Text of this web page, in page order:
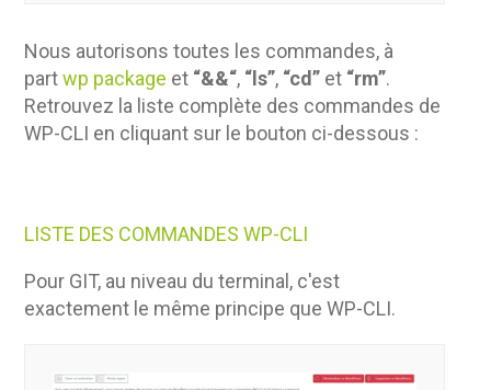
Nous autorisons toutes les commandes, à
partwp package et “&&“, “ls”, “cd” et “rm”.
Retrouvez la liste complète des commandes de
WP-CLI en cliquant sur le bouton ci-dessous :
LISTE DES COMMANDES WP-CLI
Pour GIT, au niveau du terminal, c'est
exactement le même principe que WP-CLI.